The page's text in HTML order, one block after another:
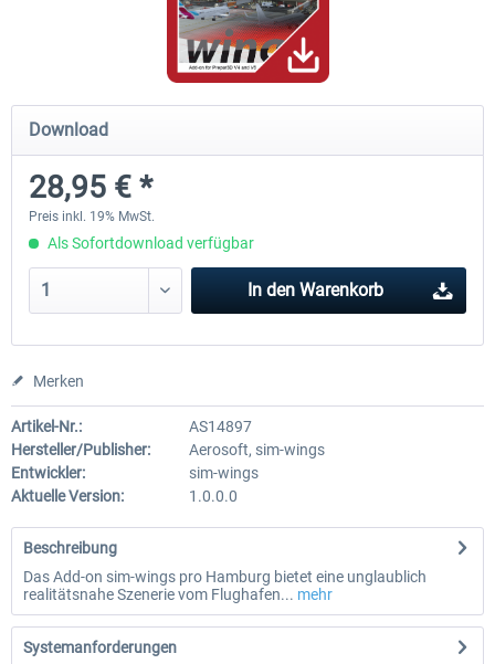
Hamburg-Finkenwerder
11,90 € *
Madeira X Evolution
Download
28,95 € *
Preis inkl. 19% MwSt.
Als Sofortdownload verfügbar
In den Warenkorb
Merken
Artikel-Nr.:
AS14897
Hersteller/Publisher:
Aerosoft, sim-wings
Entwickler:
sim-wings
Aktuelle Version:
1.0.0.0
Beschreibung
Das Add-on sim-wings pro Hamburg bietet eine unglaublich
realitätsnahe Szenerie vom Flughafen... mehr
Systemanforderungen